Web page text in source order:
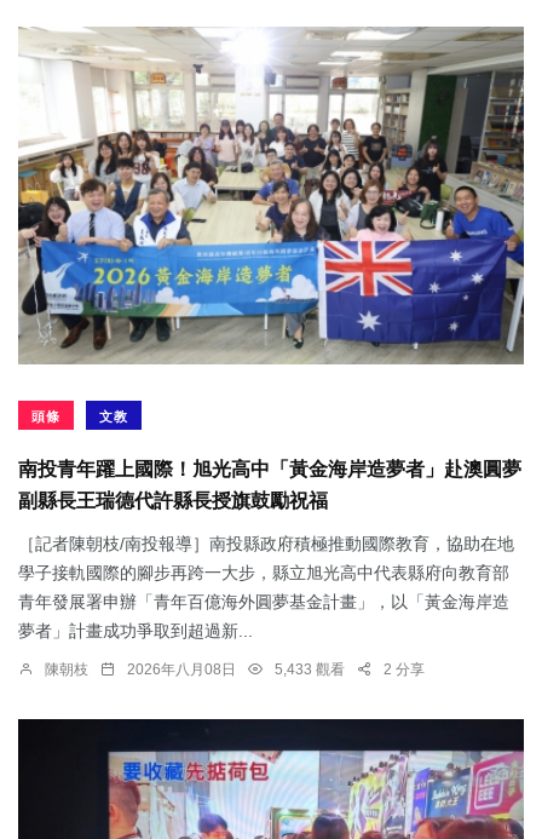
頭條 文教
南投青年躍上國際！旭光高中「黃金海岸造夢者」赴澳圓夢
副縣長王瑞德代許縣長授旗鼓勵祝福
［記者陳朝枝/南投報導］南投縣政府積極推動國際教育，協助在地
學子接軌國際的腳步再跨一大步，縣立旭光高中代表縣府向教育部
青年發展署申辦「青年百億海外圓夢基金計畫」，以「黃金海岸造
夢者」計畫成功爭取到超過新...
陳朝枝 2026年八月08日 5,433 觀看 2 分享